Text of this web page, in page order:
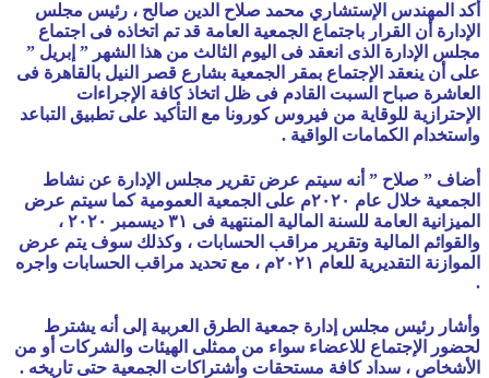
أكد المهندس الإستشاري محمد صلاح الدين صالح ، رئيس مجلس
الإدارة أن القرار باجتماع الجمعية العامة قد تم اتخاذه فى اجتماع
مجلس الإدارة الذى انعقد فى اليوم الثالث من هذا الشهر ” إبريل ”
على أن ينعقد الإجتماع بمقر الجمعية بشارع قصر النيل بالقاهرة فى
العاشرة صباح السبت القادم فى ظل اتخاذ كافة الإجراءات
الإحترازية للوقاية من فيروس كورونا مع التأكيد على تطبيق التباعد
واستخدام الكمامات الواقية .
أضاف ” صلاح ” أنه سيتم عرض تقرير مجلس الإدارة عن نشاط
الجمعية خلال عام ٢٠٢٠م على الجمعية العمومية كما سيتم عرض
الميزانية العامة للسنة المالية المنتهية فى ٣١ ديسمبر ٢٠٢٠ ،
والقوائم المالية وتقرير مراقب الحسابات ، وكذلك سوف يتم عرض
الموازنة التقديرية للعام ٢٠٢١م ، مع تحديد مراقب الحسابات واجره
.
وأشار رئيس مجلس إدارة جمعية الطرق العربية إلى أنه يشترط
لحضور الإجتماع للاعضاء سواء من ممثلى الهيئات والشركات أو من
الأشخاص ، سداد كافة مستحقات وأشتراكات الجمعية حتى تاريخه .